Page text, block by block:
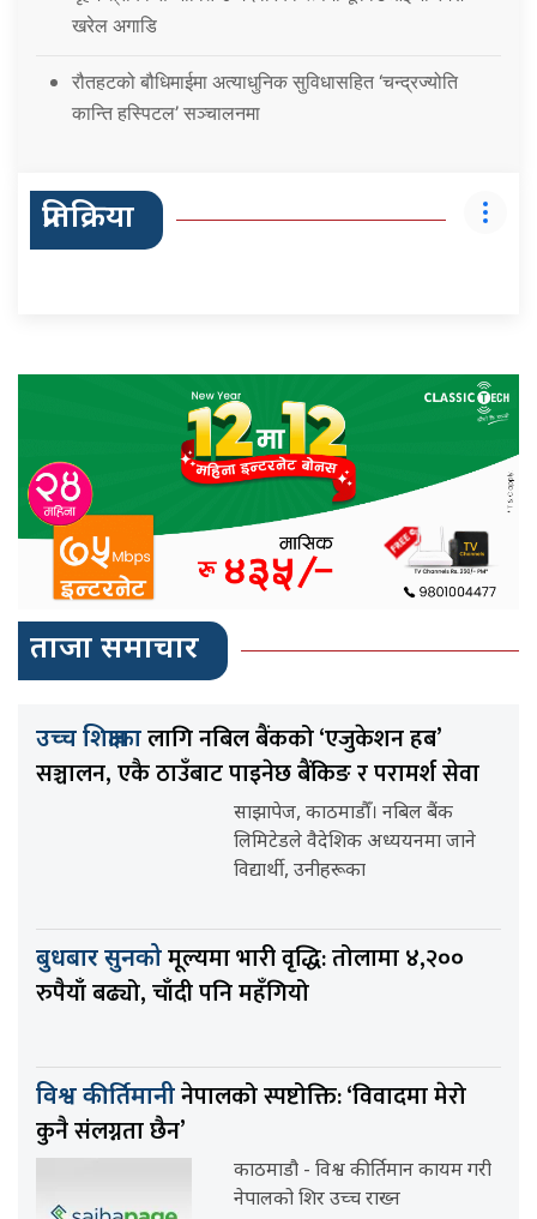
खरेल अगाडि
रौतहटको बौधिमाईमा अत्याधुनिक सुविधासहित ‘चन्द्रज्योति
कान्ति हस्पिटल’ सञ्चालनमा
प्रतिक्रिया
ताजा समाचार
उच्च शिक्षाकालागि नबिल बैंकको ‘एजुकेशन हब’
सञ्चालन, एकै ठाउँबाट पाइनेछ बैंकिङ र परामर्श सेवा
साझापेज, काठमाडौँ। नबिल बैंक
लिमिटेडले वैदेशिक अध्ययनमा जाने
विद्यार्थी, उनीहरूका
बुधबार सुनकोमूल्यमा भारी वृद्धि: तोलामा ४,२००
रुपैयाँ बढ्यो, चाँदी पनि महँगियो
विश्व कीर्तिमानीनेपालको स्पष्टोक्ति: ‘विवादमा मेरो
कुनै संलग्नता छैन’
काठमाडौ - विश्व कीर्तिमान कायम गरी
नेपालको शिर उच्च राख्न